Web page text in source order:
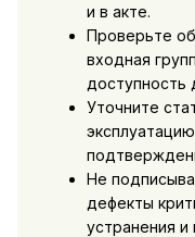
и в акте.
Проверьте
входная
доступность
Уточните
Не
дефекты
устранения